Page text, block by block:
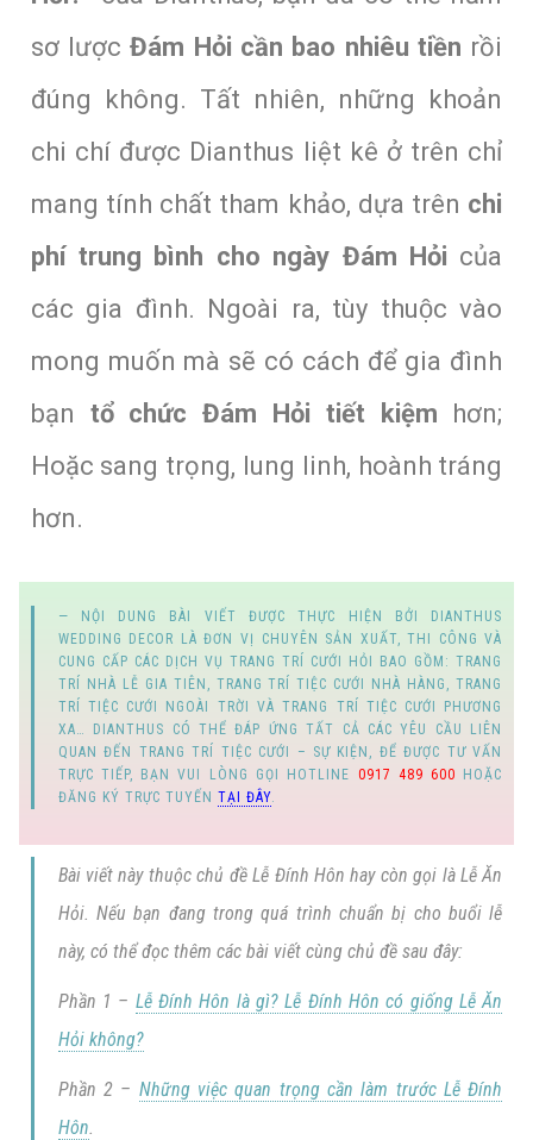
sơ lượcĐám Hỏi cần bao nhiêu tiền rồi
đúng không. Tất nhiên, những khoản
chi chí được Dianthus liệt kê ở trên chỉ
mang tính chất tham khảo, dựa trên chi
phí trung bình cho ngày Đám Hỏi của
các gia đình. Ngoài ra, tùy thuộc vào
mong muốn mà sẽ có cách để gia đình
bạn tổ chức Đám Hỏi tiết kiệm hơn;
Hoặc sang trọng, lung linh, hoành tráng
hơn.
NỘI DUNG BÀI VIẾT ĐƯỢC THỰC HIỆN BỞI DIANTHUS
WEDDING DECOR LÀ ĐƠN VỊ CHUYÊN SẢN XUẤT, THI CÔNG VÀ
CUNG CẤP CÁC DỊCH VỤ TRANG TRÍ CƯỚI HỎI BAO GỒM:TRANG
TRÍ NHÀ LỄ GIA TIÊN , TRANG TRÍ TIỆC CƯỚI NHÀ HÀNG ,TRANG
TRÍ TIỆC CƯỚI NGOÀI TRỜI VÀTRANG TRÍ TIỆC CƯỚI PHƯƠNG
XA… DIANTHUS CÓ THỂ ĐÁP ỨNG TẤT CẢ CÁC YÊU CẦU LIÊN
QUAN ĐẾN TRANG TRÍ TIỆC CƯỚI – SỰ KIỆN , ĐỂ ĐƯỢC TƯ VẤN
TRỰC TIẾP, BẠN VUI LÒNG GỌI HOTLINE 0917 489 600 HOẶC
ĐĂNG KÝ TRỰC TUYẾN TẠI ĐÂY.
Bài viết này thuộc chủ đềLễ Đính Hônhay còn gọi làLễ Ăn
Hỏi. Nếu bạn đang trong quá trình chuẩn bị cho buổi lễ
này, có thể đọc thêm các bài viết cùng chủ đề sau đây:
Phần 1 – Lễ Đính Hôn là gì? Lễ Đính Hôn có giống Lễ Ăn
Hỏi không?
Phần 2 – Những việc quan trọng cần làm trước Lễ Đính
Hôn.